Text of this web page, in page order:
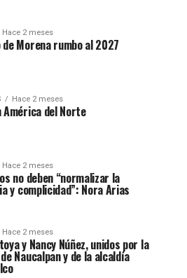
Hace 2 meses
de Morena rumbo al 2027
Hace 2 meses
América del Norte
Hace 2 meses
no deben “normalizar la
y complicidad”: Nora Arias
Hace 2 meses
y Nancy Núñez, unidos por la
Naucalpan y de la alcaldía